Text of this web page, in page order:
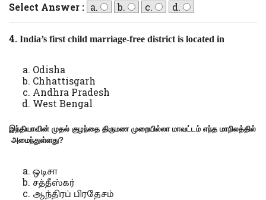
Select Answer : a. b. c. d.
4.India’s first child marriage-free district is located in
Odisha
Chhattisgarh
Andhra Pradesh
West Bengal
இந்தியாவின் முதல் குழந்தை திருமண முறையில்லா மாவட்டம் எந்த மாநிலத்தில்
அமைந்துள்ளது?
ஒடிசா
சத்தீஸ்கர்
ஆந்திரப் பிரதேசம்